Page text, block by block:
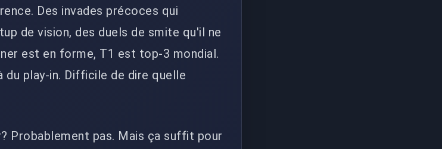
Des invades précoces qui
de vision, des duels de smite qu'il ne
est en forme, T1 est top-3 mondial.
du play-in. Difficile de dire quelle
Probablement pas. Mais ça suffit pour